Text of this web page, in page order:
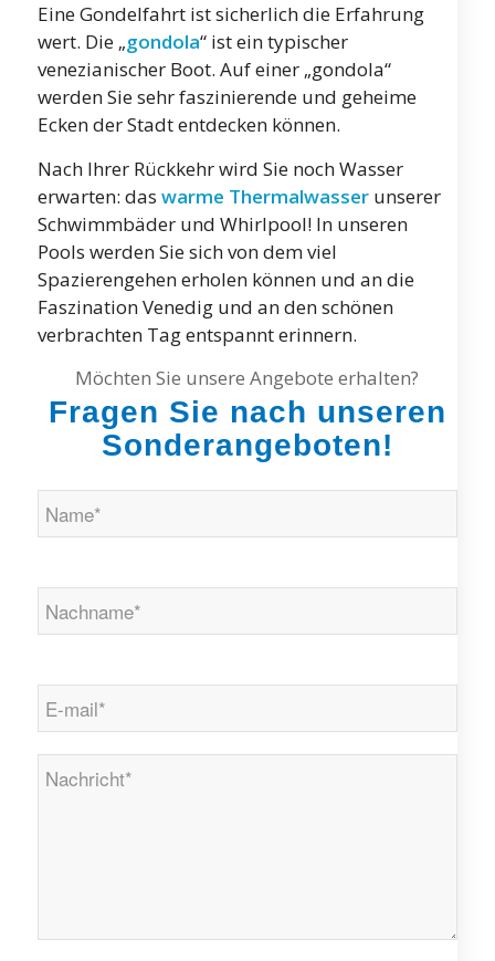
Eine Gondelfahrt ist sicherlich die Erfahrung
wert. Die „gondola“ ist ein typischer
venezianischer Boot. Auf einer „gondola“
werden Sie sehr faszinierende und geheime
Ecken der Stadt entdecken können.
Nach Ihrer Rückkehr wird Sie noch Wasser
erwarten: das warme Thermalwasserunserer
Schwimmbäder und Whirlpool! In unseren
Pools werden Sie sich von dem viel
Spazierengehen erholen können und an die
Faszination Venedig und an den schönen
verbrachten Tag entspannt erinnern.
Möchten Sie unsere Angebote erhalten?
Fragen Sie nach unseren
Sonderangeboten!